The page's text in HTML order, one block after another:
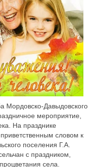
Мордовско-Давыдовского
мероприятие,
На празднике
словом к
поселения Г.А.
с праздником,
села.